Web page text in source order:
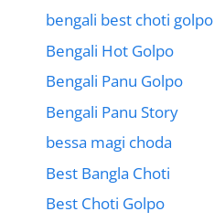
bengali best choti golpo
Bengali Hot Golpo
Bengali Panu Golpo
Bengali Panu Story
bessa magi choda
Best Bangla Choti
Best Choti Golpo